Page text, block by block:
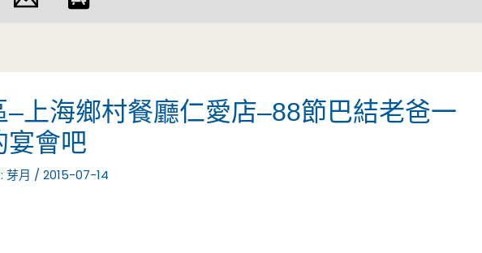
–上海鄉村餐廳仁愛店–88節巴結老爸一
宴會吧
芽月 / 2015-07-14